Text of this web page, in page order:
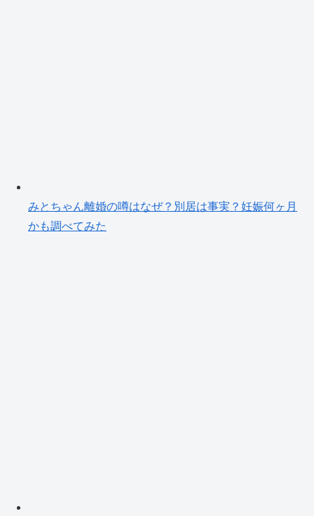
みとちゃん離婚の噂はなぜ？別居は事実？妊娠何ヶ月
かも調べてみた